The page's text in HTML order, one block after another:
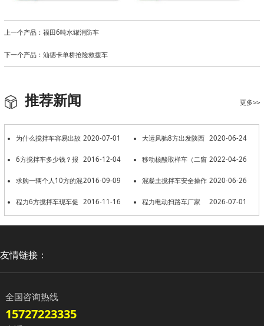
上一个产品：福田6吨水罐消防车
下一个产品：汕德卡单桥抢险救援车
更多>>
推荐新闻
2020-07-01
为什么搅拌车容易出故
障，因为你没注意这几个征兆
2020-06-24
大运风驰8方出发陕西
西安
2016-12-04
6方搅拌车多少钱？报
价多少？
2022-04-26
移动核酸取样车（二窗
三窗）
2016-09-09
求购一辆个人10方的混
泥土搅拌车
2020-06-26
混凝土搅拌车安全操作
注意事项
2016-11-16
程力6方搅拌车现车促 2026-07-01
程力电动扫路车厂家
友情链接：
全国咨询热线
15727223335